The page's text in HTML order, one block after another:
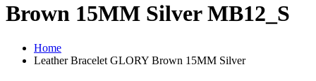
Brown 15MM Silver MB12_S
Home
Leather Bracelet GLORY Brown 15MM Silver